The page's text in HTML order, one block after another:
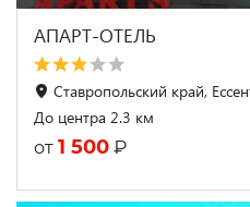
АПАРТ-ОТЕЛЬ
Ставропольский край,
До центра 2.3 км
от 1 500 ₽